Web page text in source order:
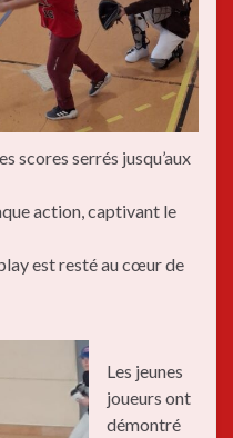
scores serrés jusqu’aux
action, captivant le
est resté au cœur de
Les jeunes
joueurs ont
démontré